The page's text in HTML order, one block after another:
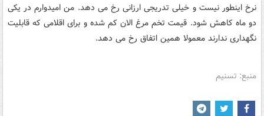
نرخ اینطور نیست و خیلی تدریجی ارزانی رخ می دهد. من امیدوارم در یکی
دو ماه کاهش شود. قیمت تخم مرغ الان کم شده و برای اقلامی که قابلیت
نگهداری ندارند معمولا همین اتفاق رخ می دهد.
منبع: تسنیم